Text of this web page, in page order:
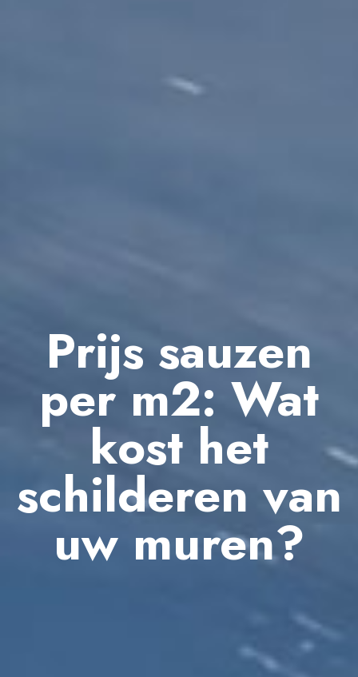
Prijs sauzen
per m2: Wat
kost het
schilderen van
uw muren?